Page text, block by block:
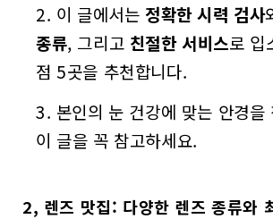
이 글에서는정확한 시력 검사
종류, 그리고 친절한 서비스로 입
점 5곳을 추천합니다.
본인의 눈 건강에 맞는 안경을
이 글을 꼭 참고하세요.
2, 렌즈 맛집: 다양한 렌즈 종류와